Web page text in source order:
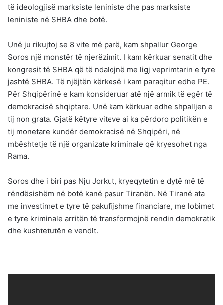
të ideologjisë marksiste leniniste dhe pas marksiste
leniniste në SHBA dhe botë.
Unë ju rikujtoj se 8 vite më parë, kam shpallur George
Soros një monstër të njerëzimit. I kam kërkuar senatit dhe
kongresit të SHBA që të ndalojnë me ligj veprimtarin e tyre
jashtë SHBA. Të njëjtën kërkesë i kam paraqitur edhe PE.
Për Shqipërinë e kam konsideruar atë një armik të egër të
demokracisë shqiptare. Unë kam kërkuar edhe shpalljen e
tij non grata. Gjatë këtyre viteve ai ka përdoro politikën e
tij monetare kundër demokracisë në Shqipëri, në
mbështetje të një organizate kriminale që kryesohet nga
Rama.
Soros dhe i biri pas Nju Jorkut, kryeqytetin e dytë më të
rëndësishëm në botë kanë pasur Tiranën. Në Tiranë ata
me investimet e tyre të pakufijshme financiare, me lobimet
e tyre kriminale arritën të transformojnë rendin demokratik
dhe kushtetutën e vendit.